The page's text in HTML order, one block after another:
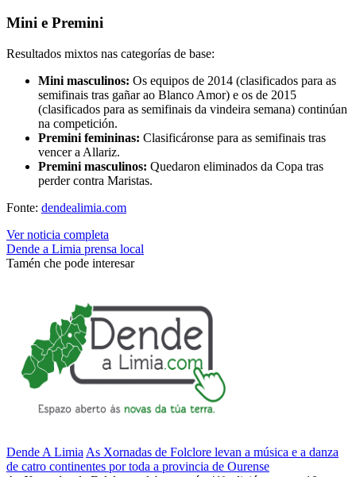
Mini e Premini
Resultados mixtos nas categorías de base:
Mini masculinos: Os equipos de 2014 (clasificados para as
semifinais tras gañar ao Blanco Amor) e os de 2015
(clasificados para as semifinais da vindeira semana) continúan
na competición.
Premini femininas: Clasificáronse para as semifinais tras
vencer a Allariz.
Premini masculinos: Quedaron eliminados da Copa tras
perder contra Maristas.
Fonte: dendealimia.com
Ver noticia completa
Dende a Limia prensa local
Tamén che pode interesar
Dende A Limia As Xornadas de Folclore levan a música e a danza
de catro continentes por toda a provincia de Ourense